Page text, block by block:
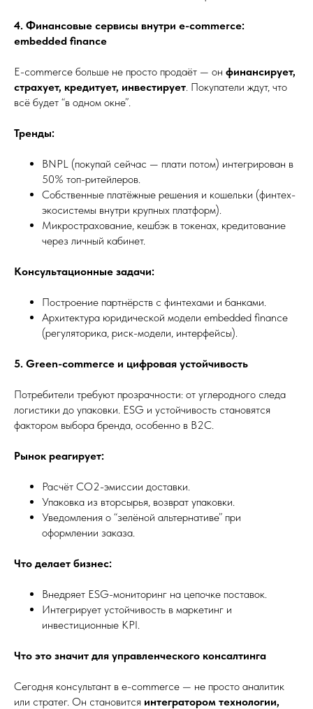
4. Финансовые сервисы внутри e-commerce:
embedded finance
E-commerce больше не просто продаёт — он финансирует,
страхует, кредитует, инвестирует . Покупатели ждут, что
всё будет “в одном окне”.
Тренды:
BNPL (покупай сейчас — плати потом) интегрирован в
50% топ-ритейлеров.
Собственные платёжные решения и кошельки (финтех-
экосистемы внутри крупных платформ).
Микрострахование, кешбэк в токенах, кредитование
через личный кабинет.
Консультационные задачи:
Построение партнёрств с финтехами и банками.
Архитектура юридической модели embedded finance
(регуляторика, риск-модели, интерфейсы).
5. Green-commerce и цифровая устойчивость
Потребители требуют прозрачности: от углеродного следа
логистики до упаковки. ESG и устойчивость становятся
фактором выбора бренда, особенно в B2C.
Рынок реагирует:
Расчёт CO2-эмиссии доставки.
Упаковка из вторсырья, возврат упаковки.
Уведомления о “зелёной альтернативе” при
оформлении заказа.
Что делает бизнес:
Внедряет ESG-мониторинг на цепочке поставок.
Интегрирует устойчивость в маркетинг и
инвестиционные KPI.
Что это значит для управленческого консалтинга
Сегодня консультант в e-commerce — не просто аналитик
или стратег. Он становится интегратором технологии,